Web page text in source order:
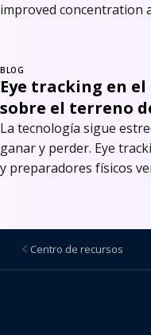
improved concentration
BLOG
Eye tracking en
sobre el terreno
La tecnología sigue
ganar y perder. Eye
y preparadores físicos
Centro de recursos